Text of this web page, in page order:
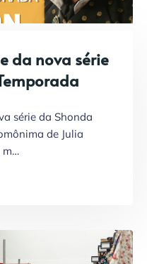
da nova série
série da Shonda
de Julia
m…